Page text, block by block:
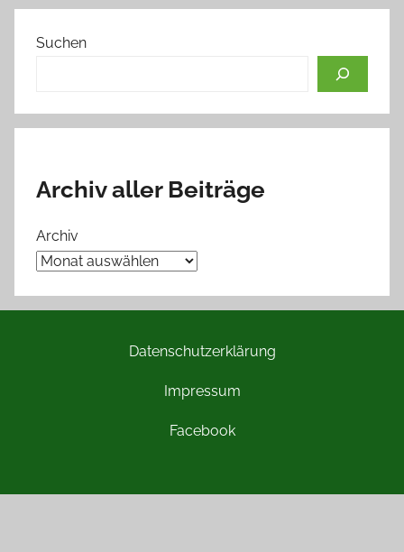
Suchen
Archiv aller Beiträge
Archiv
Datenschutzerklärung
Impressum
Facebook